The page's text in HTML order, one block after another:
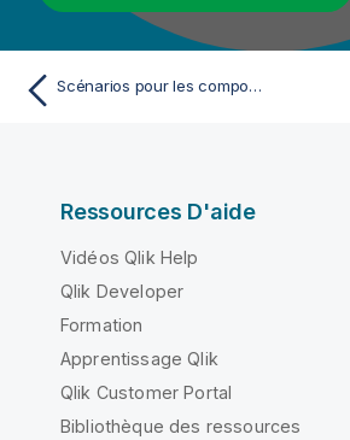
Scénarios pour les composants ELT Vertica
Ressources D'aide
Vidéos Qlik Help
Qlik Developer
Formation
Apprentissage Qlik
Qlik Customer Portal
Bibliothèque des ressources